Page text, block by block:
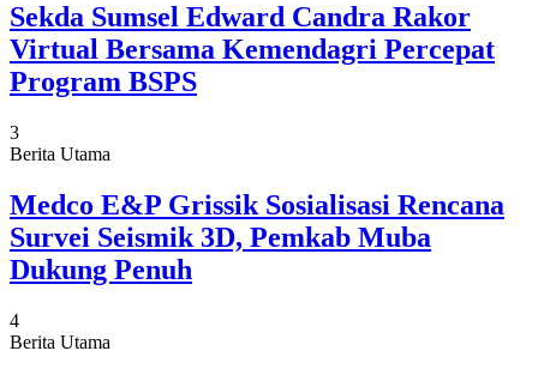
Sekda Sumsel Edward Candra Rakor
Virtual Bersama Kemendagri Percepat
Program BSPS
3
Berita Utama
Medco E&P Grissik Sosialisasi Rencana
Survei Seismik 3D, Pemkab Muba
Dukung Penuh
4
Berita Utama